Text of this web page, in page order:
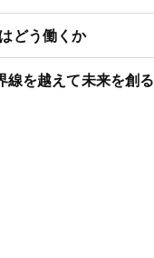
どう働くか
線を越えて未来を創る